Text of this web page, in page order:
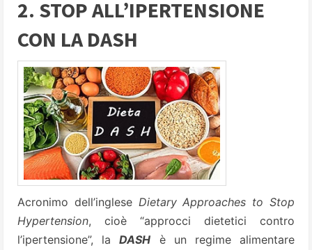
2. STOP ALL’IPERTENSIONE
CON LA DASH
Acronimo dell’inglese Dietary Approaches to Stop
Hypertension, cioè “approcci dietetici contro
l’ipertensione”, laDASH è un regime alimentare